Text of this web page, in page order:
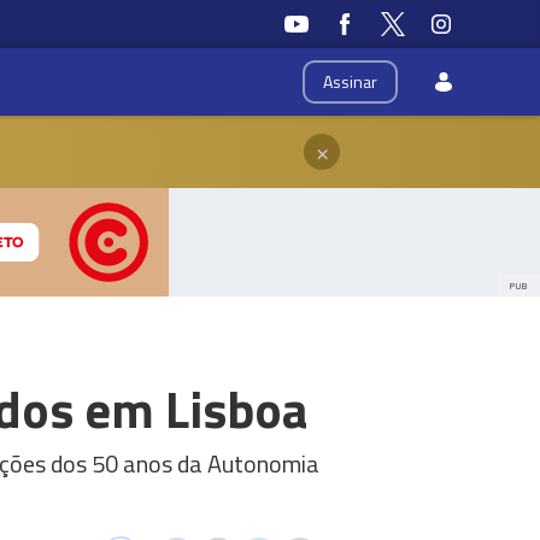
Assinar
×
PUB
em Lisboa
dos 50 anos da Autonomia